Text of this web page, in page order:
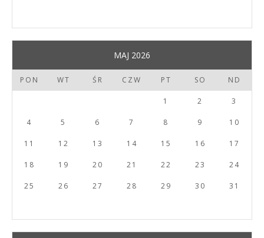
MAJ 2026
PON WT ŚR CZW PT SO ND
1 2 3
4 5 6 7 8 9 10
11 12 13 14 15 16 17
18 19 20 21 22 23 24
25 26 27 28 29 30 31